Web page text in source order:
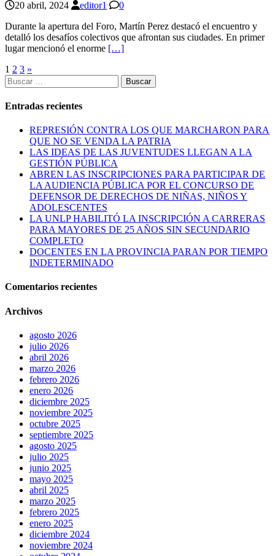
20 abril, 2024 editor1
0
Durante la apertura del Foro, Martín Perez destacó el encuentro y
detalló los desafíos colectivos que afrontan sus ciudades. En primer
lugar mencionó el enorme […]
Paginación
de
entradas
1 2 3 »
Buscar:
Entradas recientes
REPRESIÓN CONTRA LOS QUE MARCHARON PARA
QUE NO SE VENDA LA PATRIA
LAS IDEAS DE LAS JUVENTUDES LLEGAN A LA
GESTIÓN PÚBLICA
ABREN LAS INSCRIPCIONES PARA PARTICIPAR DE
LA AUDIENCIA PÚBLICA POR EL CONCURSO DE
DEFENSOR DE DERECHOS DE NIÑAS, NIÑOS Y
ADOLESCENTES
LA UNLP HABILITÓ LA INSCRIPCIÓN A CARRERAS
PARA MAYORES DE 25 AÑOS SIN SECUNDARIO
COMPLETO
DOCENTES EN LA PROVINCIA PARAN POR TIEMPO
INDETERMINADO
Comentarios recientes
Archivos
agosto 2026
julio 2026
abril 2026
marzo 2026
febrero 2026
enero 2026
diciembre 2025
noviembre 2025
octubre 2025
septiembre 2025
agosto 2025
julio 2025
junio 2025
mayo 2025
abril 2025
marzo 2025
febrero 2025
enero 2025
diciembre 2024
noviembre 2024